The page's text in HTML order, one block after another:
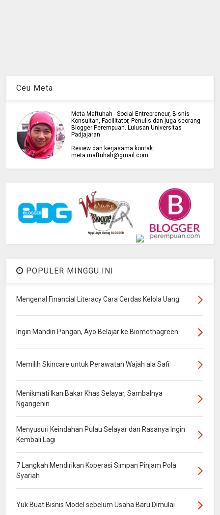
Ceu Meta
Meta Maftuhah - Social Entrepreneur, Bisnis
Konsultan, Facilitator, Penulis dan juga seorang
Blogger Perempuan. Lulusan Universitas
Padjajaran.
Review dan kerjasama kontak:
meta.maftuhah@gmail.com.
POPULER MINGGU INI
Mengenal Financial Literacy Cara Cerdas Kelola Uang
Ingin Mandiri Pangan, Ayo Belajar ke Biomethagreen
Memilih Skincare untuk Perawatan Wajah ala Safi
Menikmati Ikan Bakar Khas Selayar, Sambalnya
Ngangenin
Menyusuri Keindahan Pulau Selayar dan Rasanya Ingin
Kembali Lagi
7 Langkah Mendirikan Koperasi Simpan Pinjam Pola
Syariah
Yuk Buat Bisnis Model sebelum Usaha Baru Dimulai